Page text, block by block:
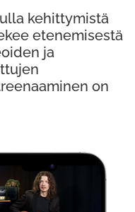
kehittymistä
etenemisestä
ja
on